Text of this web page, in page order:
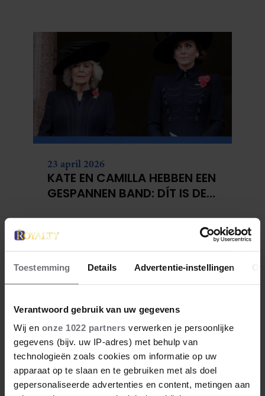
Toestemming Details Advertentie-instellingen
Verantwoord gebruik van uw gegevens
Wij en onze 1022 partners verwerken je persoonlijke
gegevens (bijv. uw IP-adres) met behulp van
technologieën zoals cookies om informatie op uw
apparaat op te slaan en te gebruiken met als doel
gepersonaliseerde advertenties en content, metingen aan
23 april 2026
KATE EN CAMILLA HEBBEN EEN
GESPANNEN BAND: DÍT IS DE